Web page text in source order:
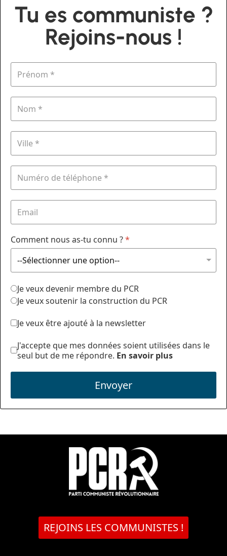
Tu es communiste ?
Rejoins-nous !
Comment nous as-tu connu ?*
Je veux devenir membre du PCR
Je veux soutenir la construction du PCR
Je veux être ajouté à la newsletter
J'accepte que mes données soient utilisées dans le
seul but de me répondre. En savoir plus
Envoyer
REJOINS LES COMMUNISTES !